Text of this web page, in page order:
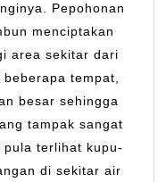
Pepohonan
menciptakan
area sekitar dari
tempat,
besar sehingga
tampak sangat
terlihat kupu-
di sekitar air